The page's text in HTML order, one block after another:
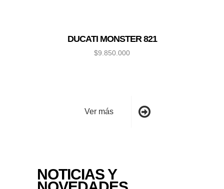
DUCATI MONSTER 821
$9.850.000
Ver más
NOTICIAS Y